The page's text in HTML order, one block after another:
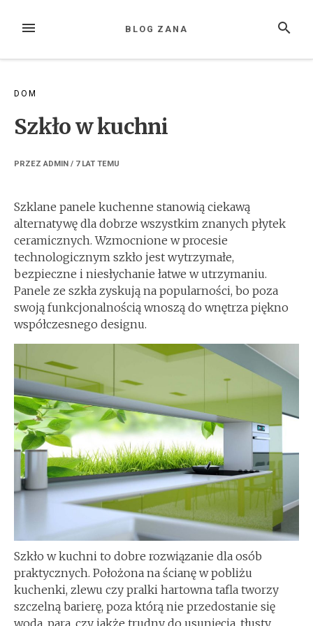
MENU SZUKAJ
BLOG ZANA
DOM
Szkło w kuchni
PRZEZADMIN / 7 LAT TEMU
Szklane panele kuchenne stanowią ciekawą
alternatywę dla dobrze wszystkim znanych płytek
ceramicznych. Wzmocnione w procesie
technologicznym szkło jest wytrzymałe,
bezpieczne i niesłychanie łatwe w utrzymaniu.
Panele ze szkła zyskują na popularności, bo poza
swoją funkcjonalnością wnoszą do wnętrza piękno
współczesnego designu.
Szkło w kuchni to dobre rozwiązanie dla osób
praktycznych. Położona na ścianę w pobliżu
kuchenki, zlewu czy pralki hartowna tafla tworzy
szczelną barierę, poza którą nie przedostanie się